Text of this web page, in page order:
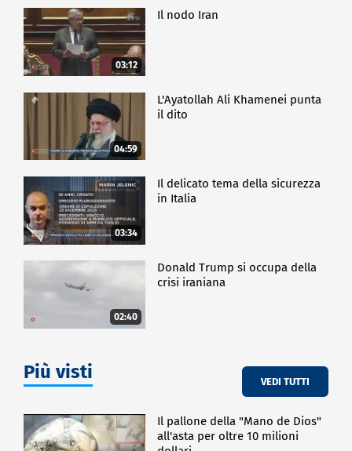
03:12
Il nodo Iran
04:59
L'Ayatollah Ali Khamenei punta
il dito
03:34
Il delicato tema della sicurezza
in Italia
02:40
Donald Trump si occupa della
crisi iraniana
Più visti VEDI TUTTI
Il pallone della "Mano de Dios"
all'asta per oltre 10 milioni